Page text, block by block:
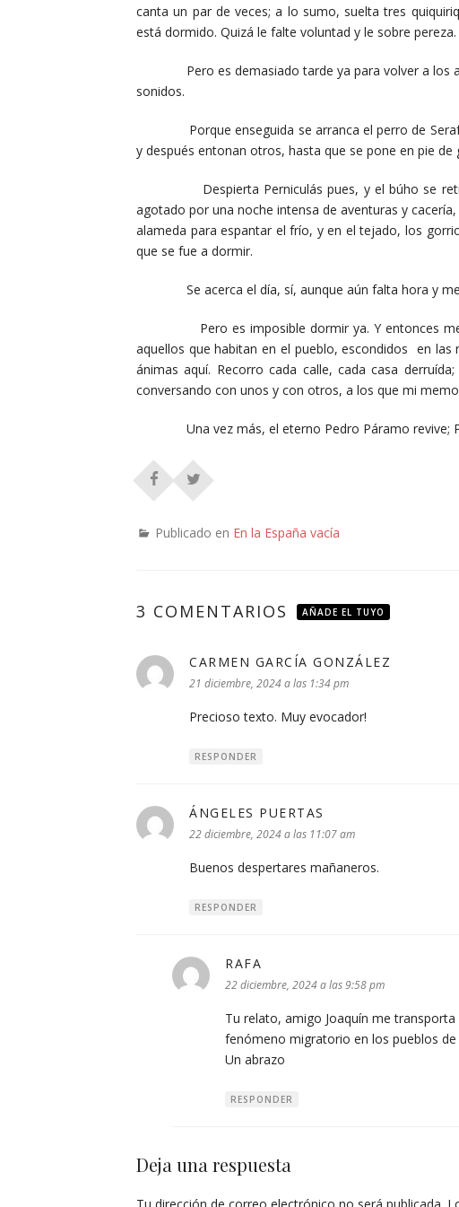
canta un par de veces; a lo sumo, suelta tres
está dormido. Quizá le falte voluntad y le sobre
Pero es demasiado tarde ya para volver a los
sonidos.
Porque enseguida se arranca el perro de Serafín
y después entonan otros, hasta que se pone en pie
Despierta Perniculás pues, y el búho se retira
agotado por una noche intensa de aventuras y
alameda para espantar el frío, y en el tejado, los
que se fue a dormir.
Se acerca el día, sí, aunque aún falta hora y
Pero es imposible dormir ya. Y entonces me
aquellos que habitan en el pueblo, escondidos en
ánimas aquí. Recorro cada calle, cada casa
conversando con unos y con otros, a los que mi
Una vez más, el eterno Pedro Páramo revive;
Publicado en En la España vacía
3 COMENTARIOS AÑADE EL TUYO
CARMEN GARCÍA GONZÁLEZ
21 diciembre, 2024 a las 1:34 pm
Precioso texto. Muy evocador!
RESPONDER
ÁNGELES PUERTAS
22 diciembre, 2024 a las 11:07 am
Buenos despertares mañaneros.
RESPONDER
RAFA
22 diciembre, 2024 a las 9:58 pm
Tu relato, amigo Joaquín me
fenómeno migratorio en los pueblos de
Un abrazo
RESPONDER
Deja una respuesta
Tu dirección de correo electrónico no será publicada.